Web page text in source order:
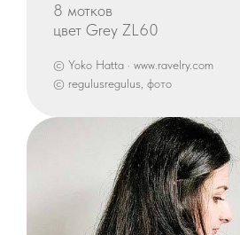
8 мотков
цвет Grey ZL60
© Yoko Hatta · www.ravelry.com
© regulusregulus, фото